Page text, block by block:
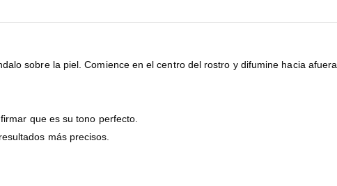
sobre la piel. Comience en el centro del rostro y difumine hacia afuera.
que es su tono perfecto.
más precisos.